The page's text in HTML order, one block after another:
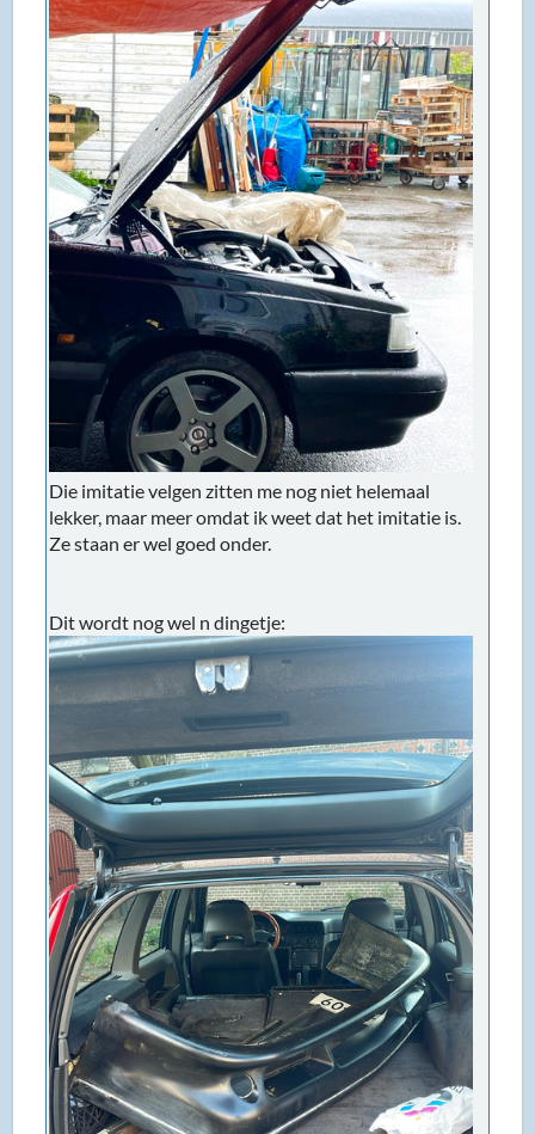
Die imitatie velgen zitten me nog niet helemaal
lekker, maar meer omdat ik weet dat het imitatie is.
Ze staan er wel goed onder.
Dit wordt nog wel n dingetje: